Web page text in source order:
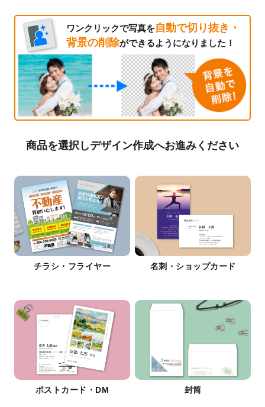
ワンクリックで写真を自動で切り抜き・
背景の削除ができるようになりました！
商品を選択しデザイン作成へお進みください
チラシ・フライヤー 名刺・ショップカード
ポストカード・DM 封筒